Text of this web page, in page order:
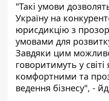
"Такі умови
Україну на
юрисдикцію з
умовами для
Завдяки цим
говоритимуть у світі
комфортними та
ведення бізнесу", -